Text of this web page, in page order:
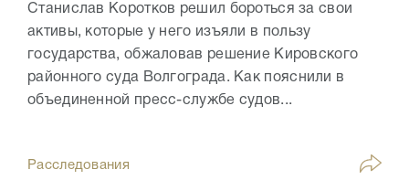
Станислав Коротков решил бороться за свои
активы, которые у него изъяли в пользу
государства, обжаловав решение Кировского
районного суда Волгограда. Как пояснили в
объединенной пресс-службе судов...
Расследования